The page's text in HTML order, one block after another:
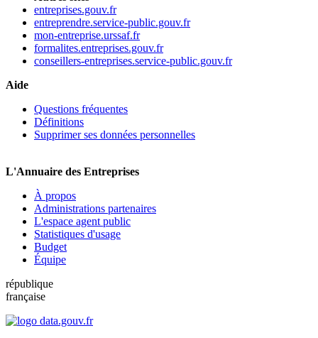
entreprises.gouv.fr
entreprendre.service-public.gouv.fr
mon-entreprise.urssaf.fr
formalites.entreprises.gouv.fr
conseillers-entreprises.service-public.gouv.fr
Aide
Questions fréquentes
Définitions
Supprimer ses données personnelles
L'Annuaire des Entreprises
À propos
Administrations partenaires
L'espace agent public
Statistiques d'usage
Budget
Équipe
république
française